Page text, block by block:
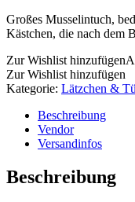
Großes Musselintuch,
Kästchen, die nach dem
Zur Wishlist hinzufügen
Zur Wishlist hinzufügen
Kategorie: Lätzchen &
Beschreibung
Vendor
Versandinfos
Beschreibung